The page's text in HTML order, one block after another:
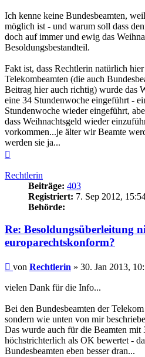
Ich kenne keine Bundesbeamten,
möglich ist - und warum soll dass
doch auf immer und ewig das
Besoldungsbestandteil.
Fakt ist, dass Rechtlerin natürlich
Telekombeamten (die auch
Beitrag hier auch richtig) wurde das
eine 34 Stundenwoche eingeführt -
Stundenwoche wieder eingeführt,
dass Weihnachtsgeld wieder
vorkommen...je älter wir Beamte
werden sie ja...
Rechtlerin
Beiträge: 403
Registriert: 7. Sep 2012,
Behörde:
Re: Besoldungsüberleitung
europarechtskonform?
Beitrag
von Rechtlerin » 30. Jan 2013,
vielen Dank für die Info...
Bei den Bundesbeamten der
sondern wie unten von mir
Das wurde auch für die Beamten mit
höchstrichterlich als OK bewertet -
Bundesbeamten eben besser dran...